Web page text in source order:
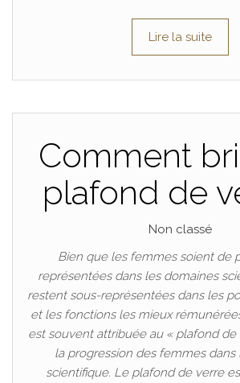
Lire la suite
Comment
plafond de
Non classé
Bien que les femmes soient de
représentées dans les domaines
restent sous-représentées dans les
et les fonctions les mieux
est souvent attribuée au « plafond
la progression des femmes dans
scientifique. Le plafond de verre